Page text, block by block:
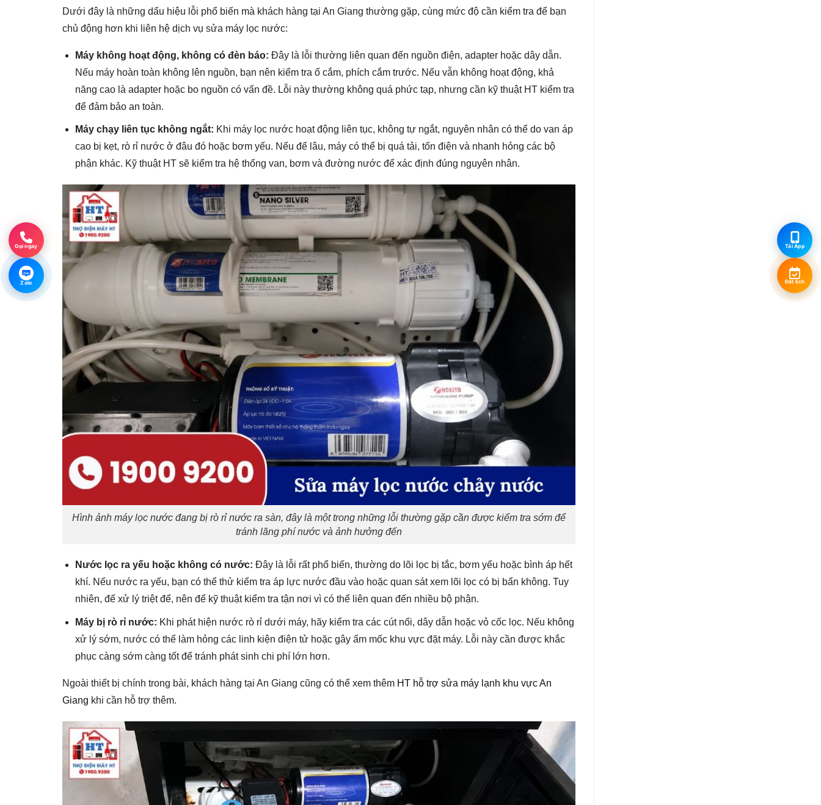
Dưới đây là những dấu hiệu lỗi phổ biến mà khách hàng tại An Giang thường gặp, cùng mức độ cần kiểm tra để bạn
chủ động hơn khi liên hệ dịch vụ sửa máy lọc nước:
Máy không hoạt động, không có đèn báo: Đây là lỗi thường liên quan đến nguồn điện, adapter hoặc dây dẫn.
Nếu máy hoàn toàn không lên nguồn, bạn nên kiểm tra ổ cắm, phích cắm trước. Nếu vẫn không hoạt động, khả
năng cao là adapter hoặc bo nguồn có vấn đề. Lỗi này thường không quá phức tạp, nhưng cần kỹ thuật HT kiểm tra
để đảm bảo an toàn.
Máy chạy liên tục không ngắt: Khi máy lọc nước hoạt động liên tục, không tự ngắt, nguyên nhân có thể do van áp
cao bị kẹt, rò rỉ nước ở đâu đó hoặc bơm yếu. Nếu để lâu, máy có thể bị quá tải, tốn điện và nhanh hỏng các bộ
phận khác. Kỹ thuật HT sẽ kiểm tra hệ thống van, bơm và đường nước để xác định đúng nguyên nhân.
Hình ảnh máy lọc nước đang bị rò rỉ nước ra sàn, đây là một trong những lỗi thường gặp cần được kiểm tra sớm để
tránh lãng phí nước và ảnh hưởng đến
Nước lọc ra yếu hoặc không có nước: Đây là lỗi rất phổ biến, thường do lõi lọc bị tắc, bơm yếu hoặc bình áp hết
khí. Nếu nước ra yếu, bạn có thể thử kiểm tra áp lực nước đầu vào hoặc quan sát xem lõi lọc có bị bẩn không. Tuy
nhiên, để xử lý triệt để, nên để kỹ thuật kiểm tra tận nơi vì có thể liên quan đến nhiều bộ phận.
Máy bị rò rỉ nước: Khi phát hiện nước rò rỉ dưới máy, hãy kiểm tra các cút nối, dây dẫn hoặc vỏ cốc lọc. Nếu không
xử lý sớm, nước có thể làm hỏng các linh kiện điện tử hoặc gây ẩm mốc khu vực đặt máy. Lỗi này cần được khắc
phục càng sớm càng tốt để tránh phát sinh chi phí lớn hơn.
Ngoài thiết bị chính trong bài, khách hàng tại An Giang cũng có thể xem thêm HT hỗ trợ sửa máy lạnh khu vực An
Giang khi cần hỗ trợ thêm.
Gọi ngay
Zalo
Zalo
Tải App
Đặt lịch